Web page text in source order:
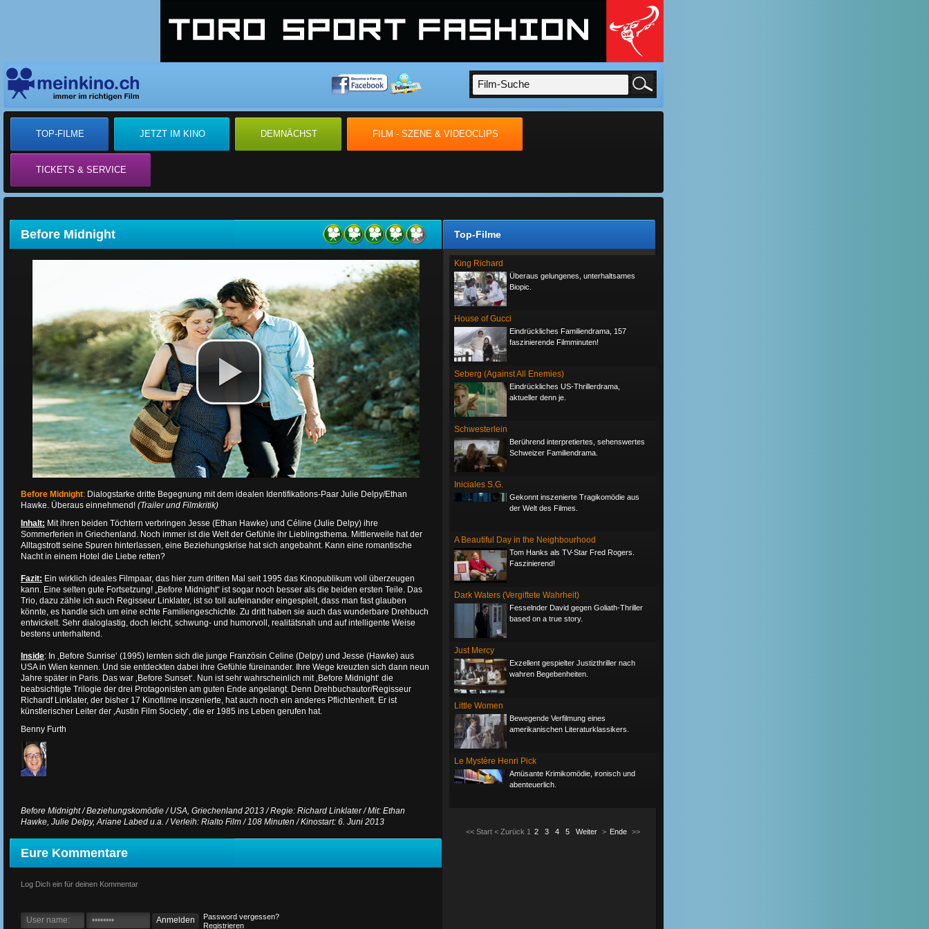
TOP-FILME JETZT IM KINO DEMNÄCHST FILM - SZENE & VIDEOCLIPS
TICKETS & SERVICE
Top-Filme
King Richard
Überaus gelungenes, unterhaltsames
Biopic.
House of Gucci
Eindrückliches Familiendrama, 157
faszinierende Filmminuten!
Seberg (Against All Enemies)
Eindrückliches US-Thrillerdrama,
aktueller denn je.
Schwesterlein
Berührend interpretiertes, sehenswertes
Schweizer Familiendrama.
Iniciales S.G.
Gekonnt inszenierte Tragikomödie aus
der Welt des Filmes.
A Beautiful Day in the Neighbourhood
Tom Hanks als TV-Star Fred Rogers.
Faszinierend!
Dark Waters (Vergiftete Wahrheit)
Fesselnder David gegen Goliath-Thriller
based on a true story.
Just Mercy
Exzellent gespielter Justizthriller nach
wahren Begebenheiten.
Little Women
Bewegende Verfilmung eines
amerikanischen Literaturklassikers.
Le Mystère Henri Pick
Amüsante Krimikomödie, ironisch und
abenteuerlich.
<< Start < Zurück 1 2 3 4 5 Weiter > Ende >>
Before Midnight
Before Midnight: Dialogstarke dritte Begegnung mit dem idealen Identifikations-Paar Julie Delpy/Ethan
Hawke. Überaus einnehmend! (Trailer und Filmkritik)
Inhalt: Mit ihren beiden Töchtern verbringen Jesse (Ethan Hawke) und Céline (Julie Delpy) ihre
Sommerferien in Griechenland. Noch immer ist die Welt der Gefühle ihr Lieblingsthema. Mittlerweile hat der
Alltagstrott seine Spuren hinterlassen, eine Beziehungskrise hat sich angebahnt. Kann eine romantische
Nacht in einem Hotel die Liebe retten?
Fazit: Ein wirklich ideales Filmpaar, das hier zum dritten Mal seit 1995 das Kinopublikum voll überzeugen
kann. Eine selten gute Fortsetzung! „Before Midnight“ ist sogar noch besser als die beiden ersten Teile. Das
Trio, dazu zähle ich auch Regisseur Linklater, ist so toll aufeinander eingespielt, dass man fast glauben
könnte, es handle sich um eine echte Familiengeschichte. Zu dritt haben sie auch das wunderbare Drehbuch
entwickelt. Sehr dialoglastig, doch leicht, schwung- und humorvoll, realitätsnah und auf intelligente Weise
bestens unterhaltend.
Inside: In ‚Before Sunrise‘ (1995) lernten sich die junge Französin Celine (Delpy) und Jesse (Hawke) aus
USA in Wien kennen. Und sie entdeckten dabei ihre Gefühle füreinander. Ihre Wege kreuzten sich dann neun
Jahre später in Paris. Das war ‚Before Sunset‘. Nun ist sehr wahrscheinlich mit ‚Before Midnight‘ die
beabsichtigte Trilogie der drei Protagonisten am guten Ende angelangt. Denn Drehbuchautor/Regisseur
Richardf Linklater, der bisher 17 Kinofilme inszenierte, hat auch noch ein anderes Pflichtenheft. Er ist
künstlerischer Leiter der ‚Austin Film Society‘, die er 1985 ins Leben gerufen hat.
Benny Furth
Before Midnight / Beziehungskomödie / USA, Griechenland 2013 / Regie: Richard Linklater / Mit: Ethan
Hawke, Julie Delpy, Ariane Labed u.a. / Verleih: Rialto Film / 108 Minuten / Kinostart: 6. Juni 2013
Eure Kommentare
Log Dich ein für deinen Kommentar
Password vergessen?
Registrieren